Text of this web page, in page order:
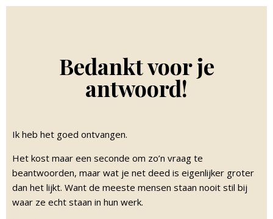
Bedankt voor je
antwoord!
Ik heb het goed ontvangen.
Het kost maar een seconde om zo’n vraag te
beantwoorden, maar wat je net deed is eigenlijker groter
dan het lijkt. Want de meeste mensen staan nooit stil bij
waar ze echt staan in hun werk.